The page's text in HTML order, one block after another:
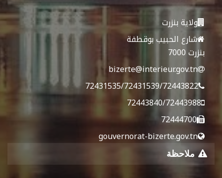
ولاية بنزرت
شارع الحبيب بوقطفة
بنزرت 7000
bizerte@interieur.gov.tn
72431535/72431539/72443822
72443840/72443988
72444700
gouvernorat-bizerte.gov.tn
ملاحظة